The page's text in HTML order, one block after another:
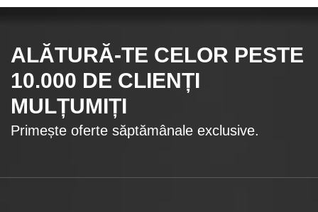
ALĂTURĂ-TE CELOR PESTE
10.000 DE CLIENȚI
MULȚUMIȚI
Primește oferte săptămânale exclusive.